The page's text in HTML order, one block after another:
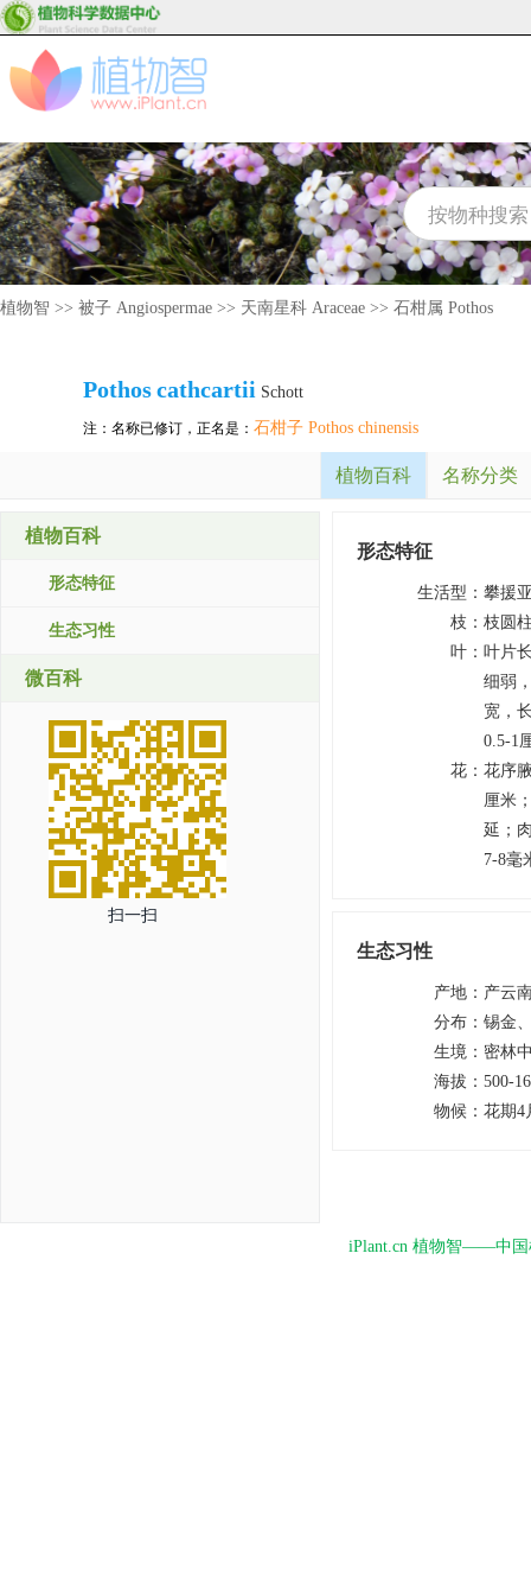
植物智 >> 被子 Angiospermae >> 天南星科 Araceae >> 石柑属 Pothos
Pothoscathcartii Schott
注：名称已修订，正名是： 石柑子 Pothos chinensis
植物百科 名称分类
植物百科
形态特征
生态习性
微百科
扫一扫
形态特征
生活型 ： 攀援
枝 ： 枝圆
叶 ： 叶片
细弱
宽，
0.5-1
花 ： 花序
厘米
延；
7-8毫
生态习性
产地 ： 产云
分布 ： 锡金
生境 ： 密林
海拔 ： 500-
物候 ： 花期4
iPlant.cn 植物智——中国